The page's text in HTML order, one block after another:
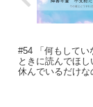
#54 「何もしてい
ときに読んでほし
休んでいるだけな